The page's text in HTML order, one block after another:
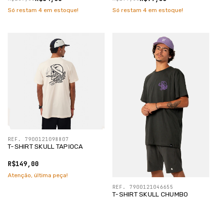
Só restam 4 em estoque! Só restam 4 em estoque!
T-SHIRT SKULL TAPIOCA
R$149,00
REF. 7900121098807
Atenção, última peça!
T-SHIRT SKULL CHUMBO
REF. 7900121046655